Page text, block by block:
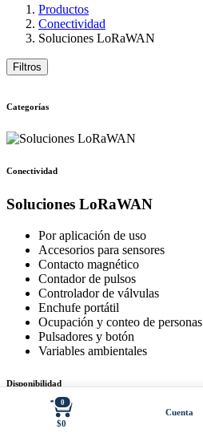
Productos
Conectividad
Soluciones LoRaWAN
Filtros
Categorías
Conectividad
Soluciones LoRaWAN
Por aplicación de uso
Accesorios para sensores
Contacto magnético
Contador de pulsos
Controlador de válvulas
Enchufe portátil
Ocupación y conteo de personas
Pulsadores y botón
Variables ambientales
Disponibilidad
Con stock disponible
0
$0
Cuenta